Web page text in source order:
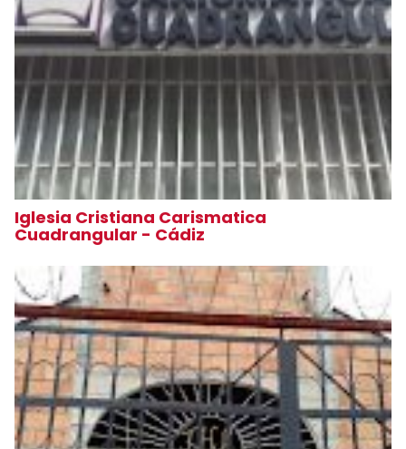
Iglesia Cristiana Carismatica
Cuadrangular - Cádiz